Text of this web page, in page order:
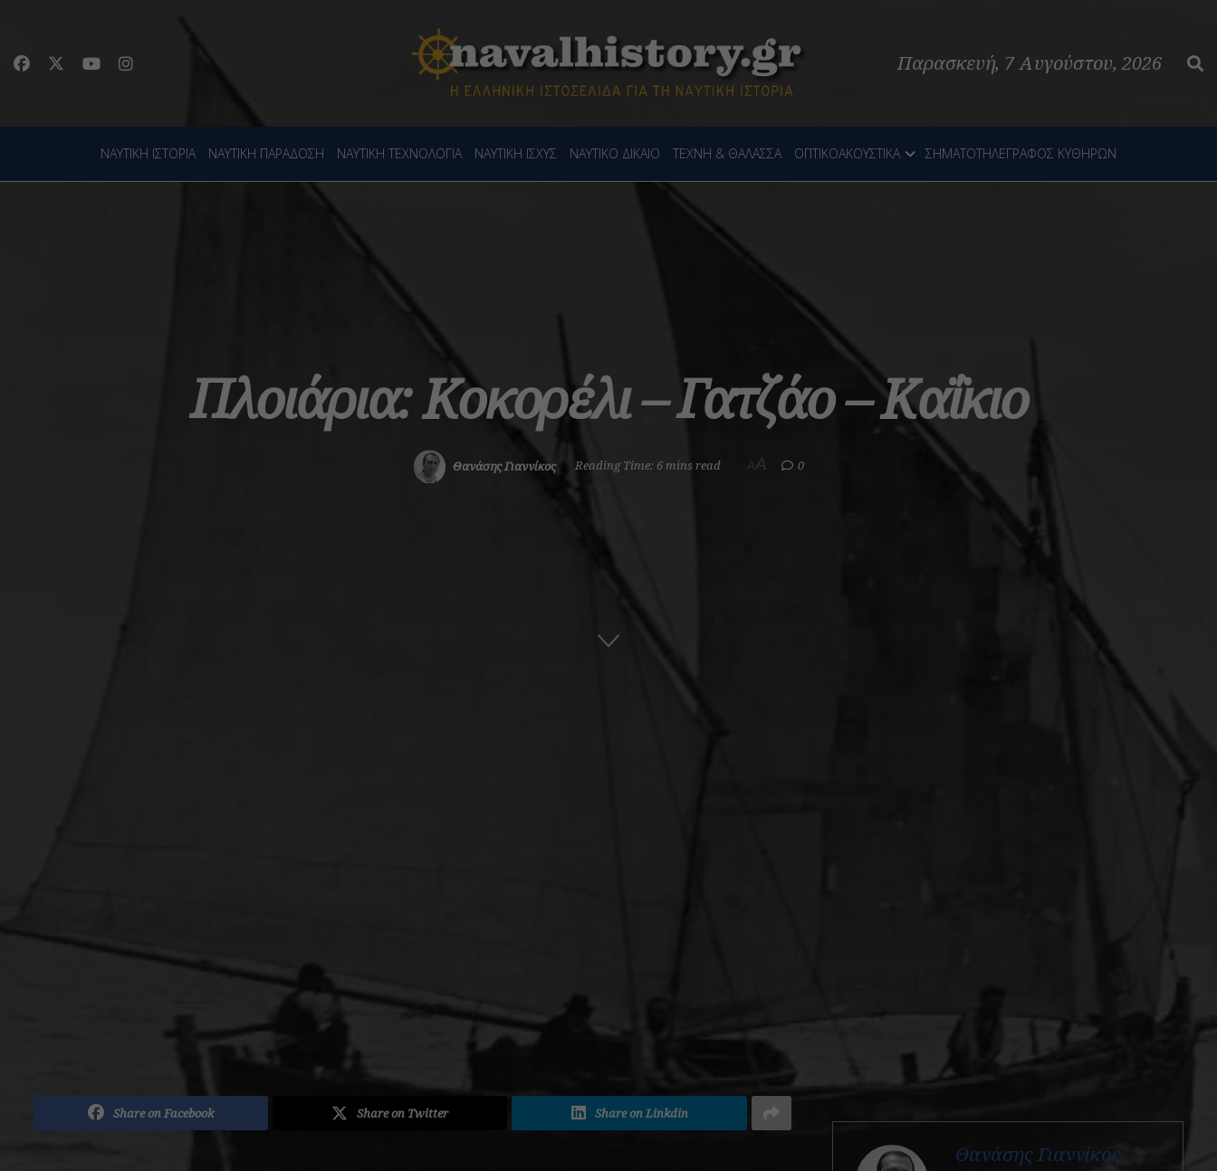
Παρασκευή, 7 Αυγούστου, 2026
ΝΑΥΤΙΚΗ ΙΣΤΟΡΙΑ ΝΑΥΤΙΚΗ ΠΑΡΑΔΟΣΗ ΝΑΥΤΙΚΗ ΤΕΧΝΟΛΟΓΙΑ ΝΑΥΤΙΚΗ ΙΣΧΥΣ ΝΑΥΤΙΚΟ ΔΙΚΑΙΟ ΤΕΧΝΗ & ΘΑΛΑΣΣΑ ΟΠΤΙΚΟΑΚΟΥΣΤΙΚΑ ΣΗΜΑΤΟΤΗΛΕΓΡΑΦΟΣ ΚΥΘΗΡΩΝ
Πλοιάρια: Κοκορέλι – Γατζάο – Καΐκιο
Θανάσης Γιαννίκος Reading Time: 6 mins read AA 0
Share on Facebook Share on Twitter Share on Linkdin
Θανάσης Γιαννίκος